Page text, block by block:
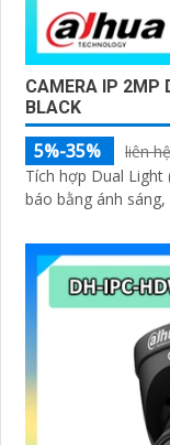
CAMERA IP 2MP
BLACK
5%-35%
liên hệ
Tích hợp Dual Light
báo bằng ánh